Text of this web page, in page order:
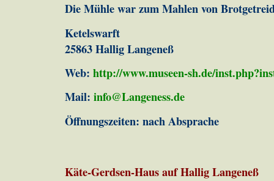
Die Mühle war zum Mahlen von
Ketelswarft
25863 Hallig Langeneß
Web:http://www.museen-sh.de/
Mail:info@Langeness.de
Öffnungszeiten: nach Absprache
Käte-Gerdsen-Haus auf Hallig Langeneß